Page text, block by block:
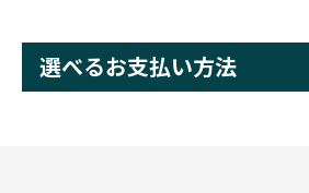
選べるお支払い方法